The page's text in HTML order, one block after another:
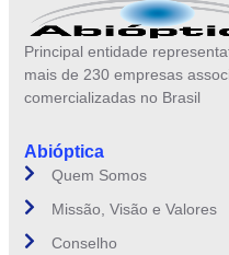
Principal entidade
mais de 230 empresas
comercializadas no Brasil
Abióptica
Quem Somos
Missão, Visão e Valores
Conselho